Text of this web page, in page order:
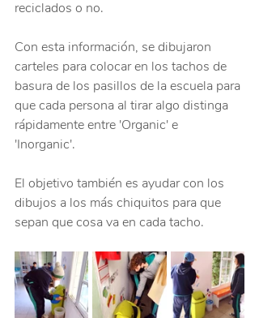
reciclados o no.
Con esta información, se dibujaron
carteles para colocar en los tachos de
basura de los pasillos de la escuela para
que cada persona al tirar algo distinga
rápidamente entre 'Organic' e
'Inorganic'.
El objetivo también es ayudar con los
dibujos a los más chiquitos para que
sepan que cosa va en cada tacho.